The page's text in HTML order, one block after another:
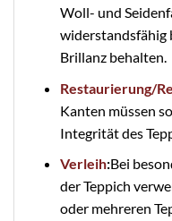
Woll- und
widerstandsfähig
Brillanz behalten.
Restaurierung/
Kanten müssen
Integrität des
Verleih:Bei
der Teppich
oder mehreren